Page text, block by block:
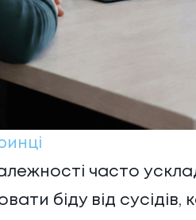
часто
біду від сусідів,